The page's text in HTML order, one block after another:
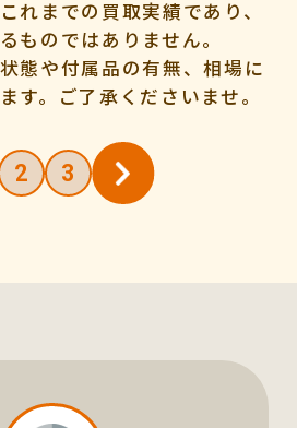
れまでの買取実績であり、
ものではありません。
態や付属品の有無、相場に
す。ご了承くださいませ。
2 3